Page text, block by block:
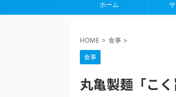
ホーム
HOME > 食事 >
食事
丸亀製麺「こ